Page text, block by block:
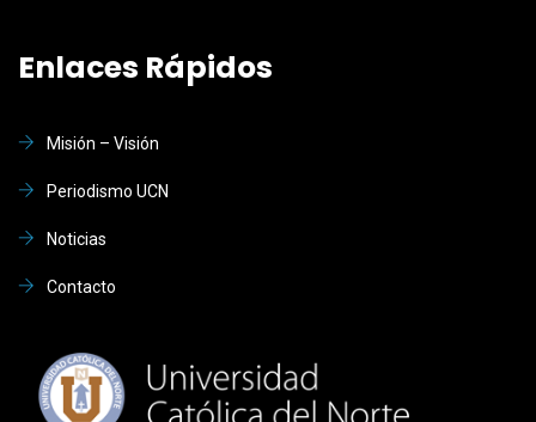
Enlaces Rápidos
Misión – Visión
Periodismo UCN
Noticias
Contacto